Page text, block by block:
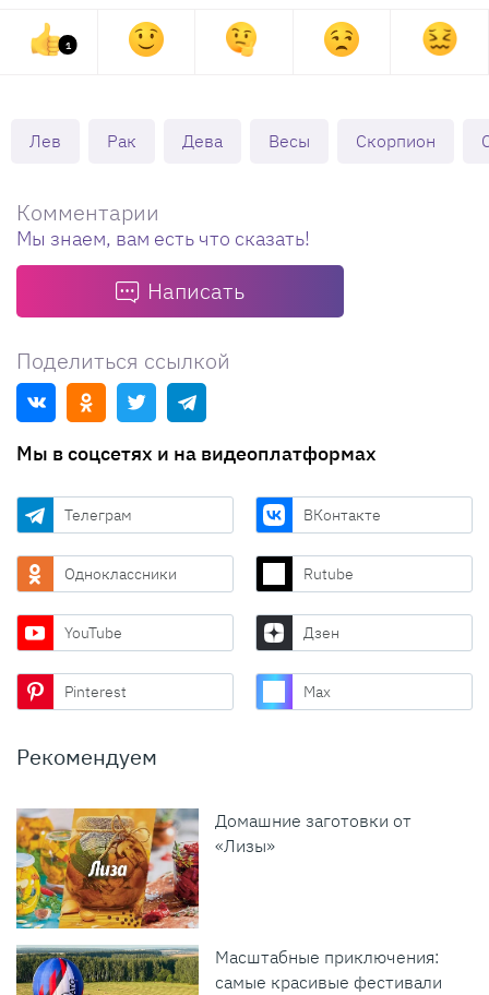
1
Лев Рак Дева Весы Скорпион
Комментарии
Мы знаем, вам есть что сказать!
Написать
Поделиться ссылкой
Мы в соцсетях и на видеоплатформах
Телеграм ВКонтакте
Одноклассники Rutube
YouTube Дзен
Pinterest Max
Рекомендуем
Домашние заготовки от
«Лизы»
Масштабные приключения:
самые красивые фестивали